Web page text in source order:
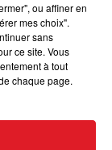
,
ou affiner en
mes choix".
sans
ce site. Vous
à tout
chaque page.